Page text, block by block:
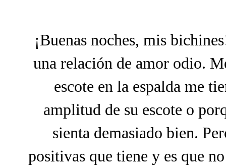
¡Buenas noches, mis
una relación de amor odio.
escote en la espalda me
amplitud de su escote o
sienta demasiado bien.
positivas que tiene y es que